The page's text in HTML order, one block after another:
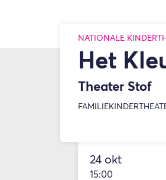
Het
Theater Stof
NATIONALE
FAMILIE
24 okt
15:00